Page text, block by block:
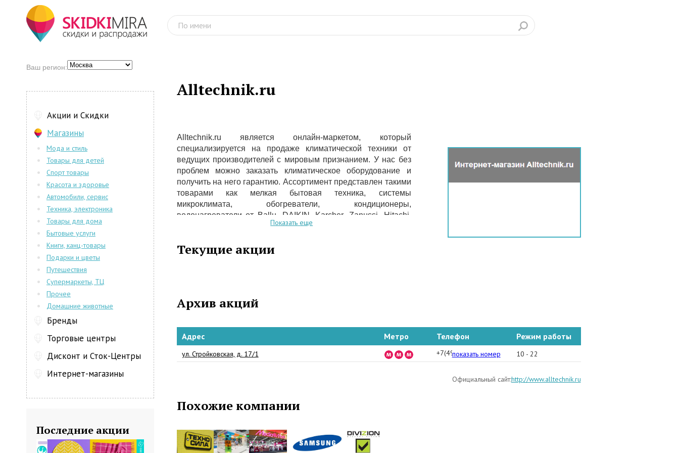
Alltechnik.ru
Alltechnik.ru является онлайн-маркетом, который
специализируется на продаже климатической техники от
ведущих производителей с мировым признанием. У нас без
проблем можно заказать климатическое оборудование и
получить на него гарантию. Ассортимент представлен такими
товарами как мелкая бытовая техника, системы
микроклимата, обогреватели, кондиционеры,
водонагреватели от Ballu, DAIKIN, Karcher, Zanussi, Hitachi,
LG, PANASONIC, Bosch, Philips, TOSHIBA, Samsung. С
того, мы практикуем монтаж техники и ее сервисное
Показать еще
Текущие акции
Архив акций
Адрес Метро Телефон Режим работы
ул. Стройковская, д. 17/1 +7(495) 227-84-25
показать номер 10 - 22
Официальный сайт:http://www.alltechnik.ru
Похожие компании
Ваш регион:
Акции и Скидки
Магазины
Мода и стиль
Товары для детей
Спорт товары
Красота и здоровье
Автомобили, сервис
Техника, электроника
Товары для дома
Бытовые услуги
Книги, канц-товары
Подарки и цветы
Путешествия
Супермаркеты, ТЦ
Прочее
Домашние животные
Бренды
Торговые центры
Дисконт и Сток-Центры
Интернет-магазины
Последние акции